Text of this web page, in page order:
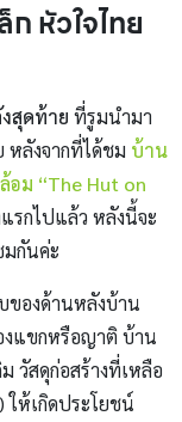
ก หัวใจไทย
สุดท้าย ที่รูมนำมา
หลังจากที่ได้ชม บ้าน
อม “The Hut on
รกไปแล้ว หลังนี้จะ
มกันค่ะ
ของด้านหลังบ้าน
แขกหรือญาติ บ้าน
วัสดุก่อสร้างที่เหลือ
ให้เกิดประโยชน์